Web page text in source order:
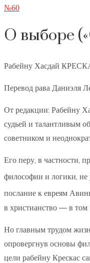
№60
О выборе
Рабейну Хасдай
Перевод рава Даниэля
От редакции: Рабейну
судьей и талантливым
советником и
Его перу, в частности,
философии и логики, не
послание к евреям
в христианство — в том
Но главным трудом
опровергнув основы
цели рабейну Крескас